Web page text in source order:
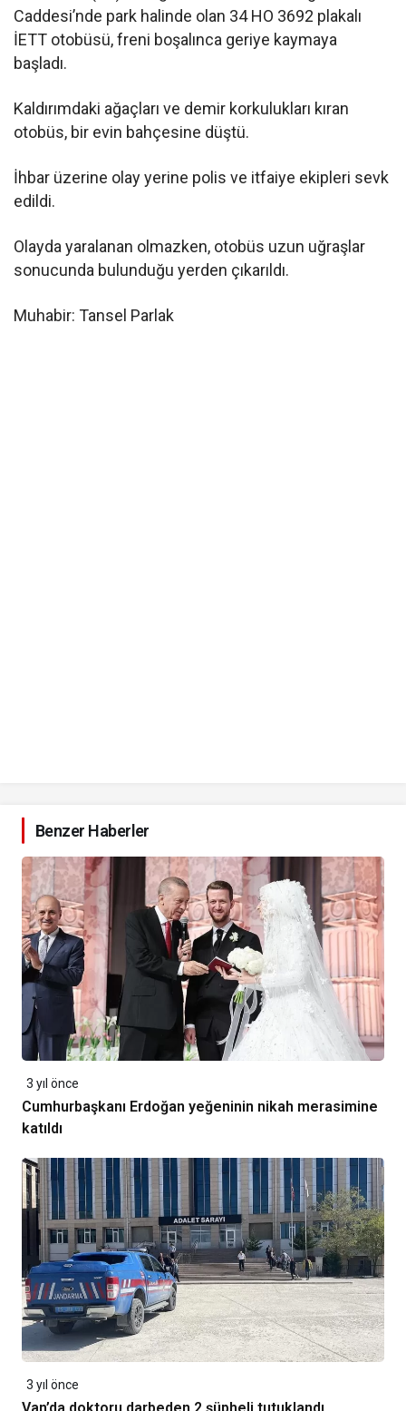
Caddesi’nde park halinde olan 34 HO 3692 plakalı
İETT otobüsü, freni boşalınca geriye kaymaya
başladı.
Kaldırımdaki ağaçları ve demir korkulukları kıran
otobüs, bir evin bahçesine düştü.
İhbar üzerine olay yerine polis ve itfaiye ekipleri sevk
edildi.
Olayda yaralanan olmazken, otobüs uzun uğraşlar
sonucunda bulunduğu yerden çıkarıldı.
Muhabir: Tansel Parlak
Benzer Haberler
3 yıl önce
Cumhurbaşkanı Erdoğan yeğeninin nikah merasimine
katıldı
3 yıl önce